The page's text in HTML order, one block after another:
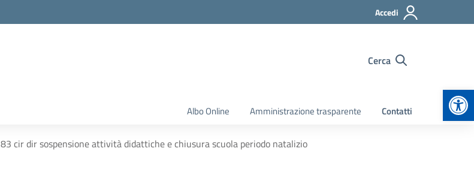
Accedi
Cerca
Albo Online Amministrazione trasparente Contatti
83 cir dir sospensione attività didattiche e chiusura scuola periodo natalizio